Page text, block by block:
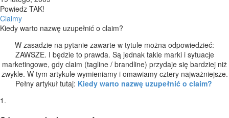
Powiedz TAK!
Claimy
Kiedy warto nazwę uzupełnić o claim?
W zasadzie na pytanie zawarte w tytule można odpowiedzieć:
ZAWSZE. I będzie to prawda. Są jednak takie marki i sytuacje
marketingowe, gdy claim (tagline / brandline) przydaje się bardziej niż
zwykle. W tym artykule wymieniamy i omawiamy cztery najważniejsze.
Pełny artykuł tutaj: Kiedy warto nazwę uzupełnić o claim?
1.